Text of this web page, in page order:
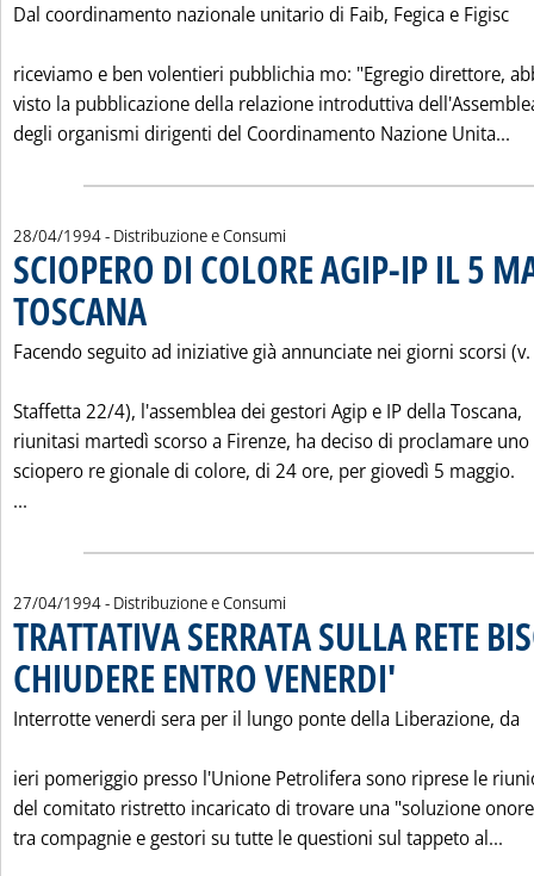
Dal coordinamento nazionale unitario di Faib, Fegica e Figisc
riceviamo e ben volentieri pubblichia mo: "Egregio direttore,
visto la pubblicazione della relazione introduttiva
degli organismi dirigenti del Coordinamento Nazione Unita...
28/04/1994- Distribuzione e Consumi
SCIOPERO DI COLORE AGIP-IP IL 5
TOSCANA
Facendo seguito ad iniziative già annunciate nei giorni scorsi (v.
Staffetta 22/4), l'assemblea dei gestori Agip e IP della Toscana,
riunitasi martedì scorso a Firenze, ha deciso di proclamare uno
sciopero re gionale di colore, di 24 ore, per giovedì 5 maggio.
...
27/04/1994- Distribuzione e Consumi
TRATTATIVA SERRATA SULLA RETE
CHIUDERE ENTRO VENERDI'
Interrotte venerdi sera per il lungo ponte della Liberazione, da
ieri pomeriggio presso l'Unione Petrolifera sono riprese le
del comitato ristretto incaricato di trovare una "soluzione
tra compagnie e gestori su tutte le questioni sul tappeto al...